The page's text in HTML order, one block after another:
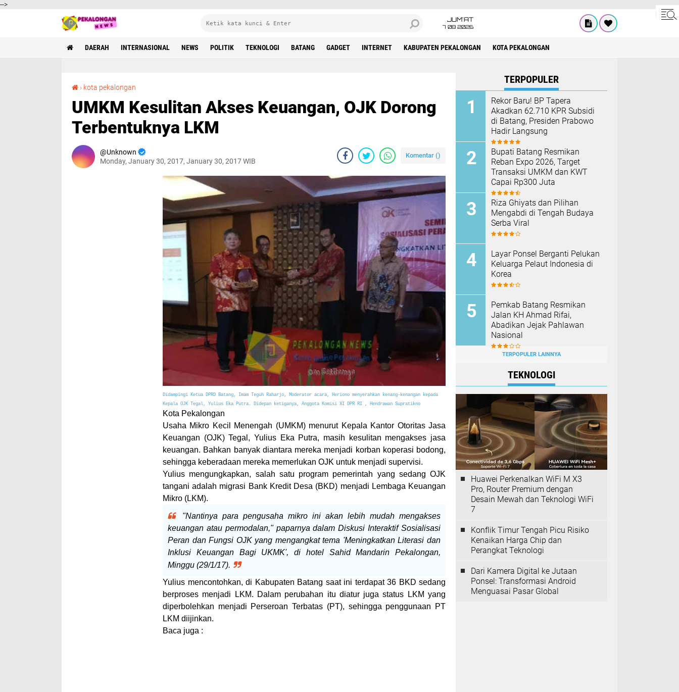
-->
JUM'AT
7 08 2026
DAERAH INTERNASIONAL NEWS POLITIK TEKNOLOGI BATANG GADGET INTERNET KABUPATEN PEKALONGAN KOTA PEKALONGAN
› kota pekalongan
UMKM Kesulitan Akses Keuangan, OJK Dorong
Terbentuknya LKM
Unknown
Monday, January 30, 2017, January 30, 2017 WIB
Komentar ()
Didampingi Ketua DPRD Batang, Imam Teguh Raharjo, Moderator acara, Heriono menyerahkan kenang-kenangan kepada
Kepala OJK Tegal, Yulius Eka Putra. Didepan ketiganya, Anggota Komisi XI DPR RI , Hendrawan Supratikno
Kota Pekalongan
Usaha Mikro Kecil Menengah (UMKM) menurut Kepala Kantor Otoritas Jasa
Keuangan (OJK) Tegal, Yulius Eka Putra, masih kesulitan mengakses jasa
keuangan. Bahkan banyak diantara mereka menjadi korban koperasi bodong,
sehingga keberadaan mereka memerlukan OJK untuk menjadi supervisi.
Yulius mengungkapkan, salah satu program pemerintah yang sedang OJK
tangani adalah migrasi Bank Kredit Desa (BKD) menjadi Lembaga Keuangan
Mikro (LKM).
"Nantinya para pengusaha mikro ini akan lebih mudah mengakses
keuangan atau permodalan," paparnya dalam Diskusi Interaktif Sosialisasi
Peran dan Fungsi OJK yang mengangkat tema 'Meningkatkan Literasi dan
Inklusi Keuangan Bagi UKMK', di hotel Sahid Mandarin Pekalongan,
Minggu (29/1/17).
Yulius mencontohkan, di Kabupaten Batang saat ini terdapat 36 BKD sedang
berproses menjadi LKM. Dalam perubahan itu diatur juga status LKM yang
diperbolehkan menjadi Perseroan Terbatas (PT), sehingga penggunaan PT
LKM diijinkan.
Baca juga :
TERPOPULER
Rekor Baru! BP Tapera
Akadkan 62.710 KPR Subsidi
di Batang, Presiden Prabowo
Hadir Langsung
Bupati Batang Resmikan
Reban Expo 2026, Target
Transaksi UMKM dan KWT
Capai Rp300 Juta
Riza Ghiyats dan Pilihan
Mengabdi di Tengah Budaya
Serba Viral
Layar Ponsel Berganti Pelukan
Keluarga Pelaut Indonesia di
Korea
Pemkab Batang Resmikan
Jalan KH Ahmad Rifai,
Abadikan Jejak Pahlawan
Nasional
TERPOPULER LAINNYA
TEKNOLOGI
Huawei Perkenalkan WiFi M X3
Pro, Router Premium dengan
Desain Mewah dan Teknologi WiFi
7
Konflik Timur Tengah Picu Risiko
Kenaikan Harga Chip dan
Perangkat Teknologi
Dari Kamera Digital ke Jutaan
Ponsel: Transformasi Android
Menguasai Pasar Global